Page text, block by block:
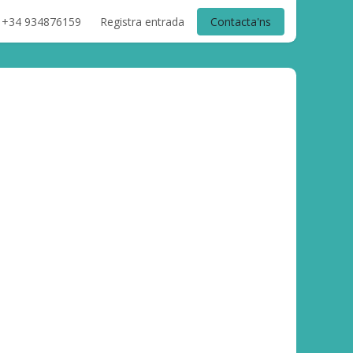
+34 934876159 Registra entrada Contacta'ns